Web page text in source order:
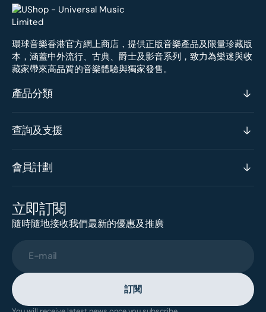
環球音樂香港官方網上商店，提供正版音樂產品及限量珍藏版
本，涵蓋中外流行、古典、爵士及影音系列，致力為樂迷與收
藏家帶來高品質的音樂體驗與獨家發售。
產品分類
查詢及支援
會員計劃
立即訂閱
隨時隨地接收我們最新的優惠及推廣
E-mail
訂閱